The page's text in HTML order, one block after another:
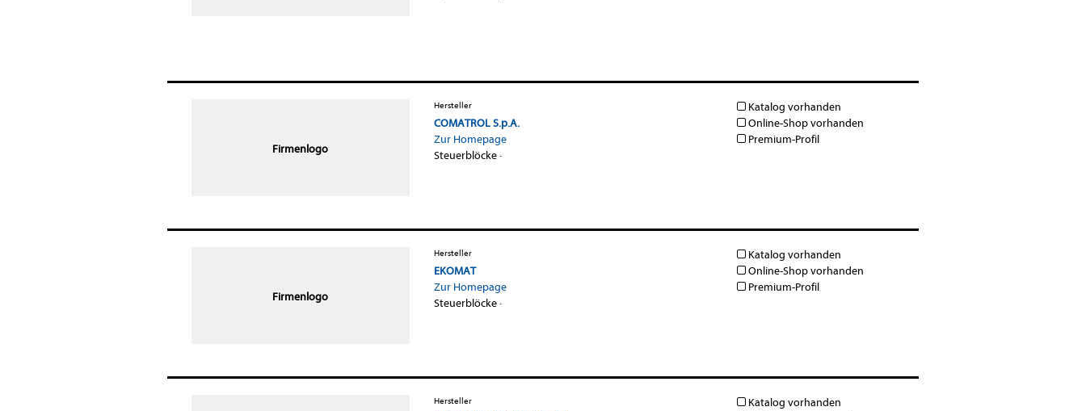
Firmenlogo
Hersteller
COMATROL S.p.A.
Zur Homepage
Steuerblöcke·
Katalog vorhanden
Online-Shop vorhanden
Premium-Profil
Firmenlogo
Hersteller
EKOMAT
Zur Homepage
Steuerblöcke·
Katalog vorhanden
Online-Shop vorhanden
Premium-Profil
Hersteller
Katalog vorhanden